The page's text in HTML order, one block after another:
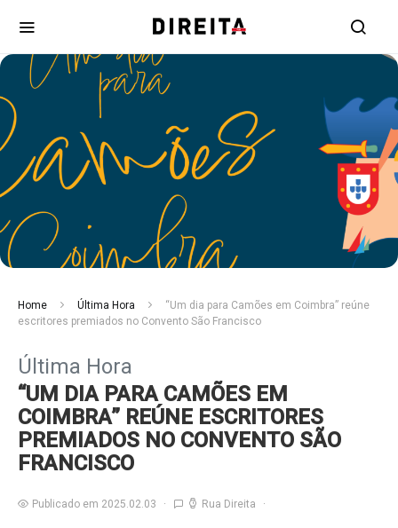
Home Última Hora
“Um dia para Camões em Coimbra” reúne
escritores premiados no Convento São Francisco
Última Hora
“UM DIA PARA CAMÕES EM
COIMBRA” REÚNE ESCRITORES
PREMIADOS NO CONVENTO SÃO
FRANCISCO
Publicado em 2025.02.03 Rua Direita